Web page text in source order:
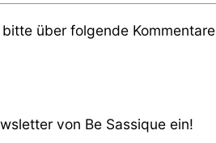
über folgende Kommentare
von Be Sassique ein!